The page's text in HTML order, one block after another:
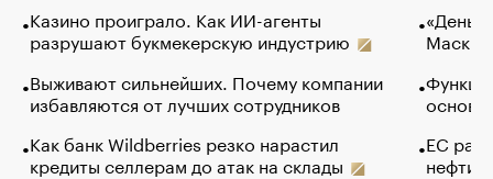
Казино проиграло. Как ИИ-агенты
разрушают букмекерскую индустрию
Выживают сильнейших. Почему компании
избавляются от лучших сотрудников
Как банк Wildberries резко нарастил
кредиты селлерам до атак на склады
Маск в
основ
ЕС
нефти